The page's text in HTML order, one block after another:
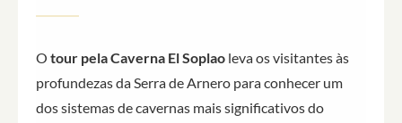
O tour pela Caverna El Soplao leva os visitantes às
profundezas da Serra de Arnero para conhecer um
dos sistemas de cavernas mais significativos do